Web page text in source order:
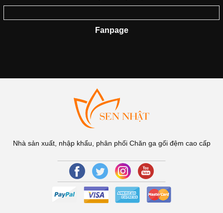
Fanpage
Nhà sản xuất, nhập khẩu, phân phối Chăn ga gối đệm cao cấp